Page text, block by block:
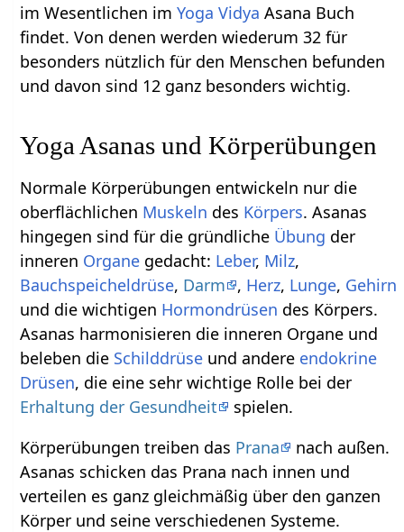
im Wesentlichen imYoga Vidya Asana Buch
findet. Von denen werden wiederum 32 für
besonders nützlich für den Menschen befunden
und davon sind 12 ganz besonders wichtig.
Yoga Asanas und Körperübungen
Normale Körperübungen entwickeln nur die
oberflächlichen Muskeln des Körpers. Asanas
hingegen sind für die gründliche Übung der
inneren Organe gedacht: Leber, Milz,
Bauchspeicheldrüse, Darm , Herz, Lunge, Gehirn
und die wichtigen Hormondrüsen des Körpers.
Asanas harmonisieren die inneren Organe und
beleben die Schilddrüse und andere endokrine
Drüsen, die eine sehr wichtige Rolle bei der
Erhaltung der Gesundheit
spielen.
Körperübungen treiben das Prana
nach außen.
Asanas schicken das Prana nach innen und
verteilen es ganz gleichmäßig über den ganzen
Körper und seine verschiedenen Systeme.